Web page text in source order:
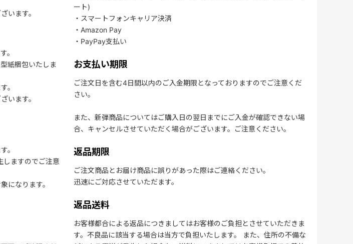
います。
。
紙梱包いたしま
。
います。
。
しますのでご注意
になります。
ート)
・スマートフォンキャリア決済
・Amazon Pay
・PayPay支払い
お支払い期限
ご注文日を含む4日間以内のご入金期限となっておりますのでご注意くだ
さい。
また、新弾商品についてはご購入日の翌日までにご入金が確認できない場
合、キャンセルさせていただく場合がございます。ご注意ください。
返品期限
ご注文商品とお届け商品に誤りがあった際はご連絡ください。
迅速にご対応させていただます。
返品送料
お客様都合による返品につきましてはお客様のご負担とさせていただきま
す。不良品に該当する場合は当方で負担いたします。 また、住所の不備な